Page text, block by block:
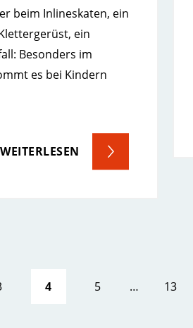
beim Inlineskaten, ein
ein
Besonders im
es bei Kindern
WEITERLESEN
4 5 … 13